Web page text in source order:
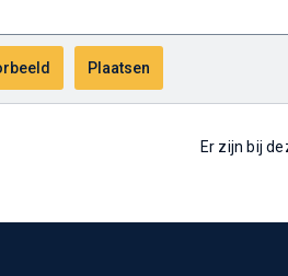
Er zijn bij